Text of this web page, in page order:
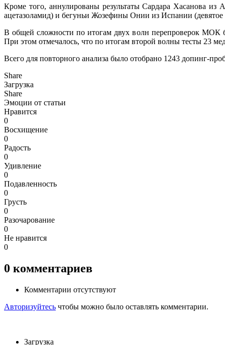
Кроме того, аннулированы результаты Сардара Хасанова из
ацетазоламид) и бегуньи Жозефины Онии из Испании (девятое
В общей сложности по итогам двух волн перепроверок
При этом отмечалось, что по итогам второй волны тесты 23
Всего для повторного анализа было отобрано 1243 допинг-
Share
Загрузка
Share
Эмоции от статьи
Нравится
0
Восхищение
0
Радость
0
Удивление
0
Подавленность
0
Грусть
0
Разочарование
0
Не нравится
0
0 комментариев
Комментарии отсутствуют
Авторизуйтесь чтобы можно было оставлять комментарии.
Загрузка